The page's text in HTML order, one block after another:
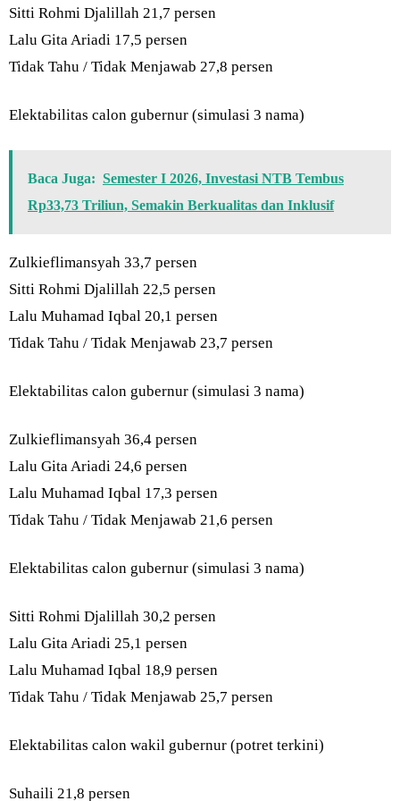
Sitti Rohmi Djalillah 21,7 persen
Lalu Gita Ariadi 17,5 persen
Tidak Tahu / Tidak Menjawab 27,8 persen
Elektabilitas calon gubernur (simulasi 3 nama)
Baca Juga: Semester I 2026, Investasi NTB Tembus
Rp33,73 Triliun, Semakin Berkualitas dan Inklusif
Zulkieflimansyah 33,7 persen
Sitti Rohmi Djalillah 22,5 persen
Lalu Muhamad Iqbal 20,1 persen
Tidak Tahu / Tidak Menjawab 23,7 persen
Elektabilitas calon gubernur (simulasi 3 nama)
Zulkieflimansyah 36,4 persen
Lalu Gita Ariadi 24,6 persen
Lalu Muhamad Iqbal 17,3 persen
Tidak Tahu / Tidak Menjawab 21,6 persen
Elektabilitas calon gubernur (simulasi 3 nama)
Sitti Rohmi Djalillah 30,2 persen
Lalu Gita Ariadi 25,1 persen
Lalu Muhamad Iqbal 18,9 persen
Tidak Tahu / Tidak Menjawab 25,7 persen
Elektabilitas calon wakil gubernur (potret terkini)
Suhaili 21,8 persen